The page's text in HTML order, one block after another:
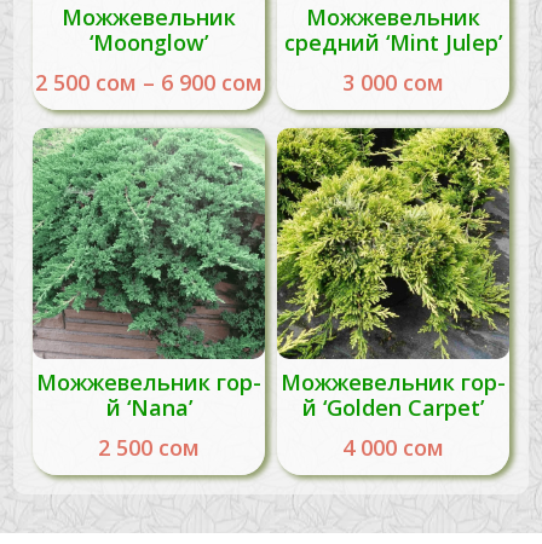
Можжевельник
‘Moonglow’
2 500 сом – 6 900 сом
Можжевельник
средний ‘Mint Julep’
3 000 сом
Можжевельник гор-
й ‘Nana’
2 500 сом
Можжевельник гор-
й ‘Golden Carpet’
4 000 сом